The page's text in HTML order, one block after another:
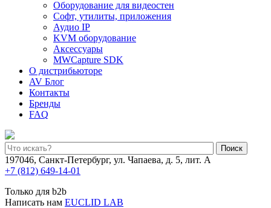
Оборудование для видеостен
Софт, утилиты, приложения
Аудио IP
KVM оборудование
Аксессуары
MWCapture SDK
О дистрибьюторе
AV Блог
Контакты
Бренды
FAQ
Поиск
197046, Санкт-Петербург, ул. Чапаева, д. 5, лит. А
+7 (812) 649-14-01
Только для b2b
Написать нам EUCLID LAB